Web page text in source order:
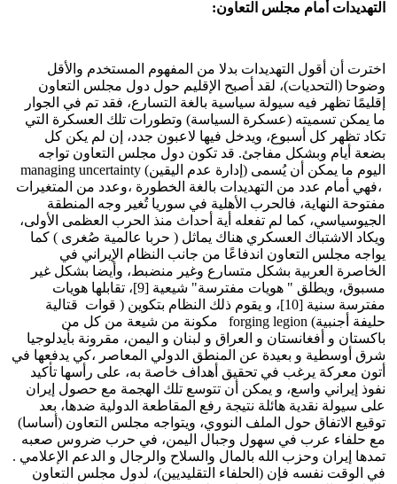
التهديدات أمام مجلس التعاون:
اخترت أن أقول التهديدات بدلا من المفهوم المستخدم والأقل
وضوحا (التحديات)، لقد أصبح الإقليم حول دول مجلس التعاون
إقليمًا تظهر فيه سيولة سياسية بالغة التسارع، فقد تم في الجوار
ما يمكن تسميته (عسكرة السياسة) وتطورات تلك العسكرة التي
تكاد تظهر كل أسبوع، ويدخل فيها لاعبون جدد، إن لم يكن كل
بضعة أيام وبشكل مفاجئ. قد تكون دول مجلس التعاون تواجه
اليوم ما يمكن أن يُسمى (إدارة عدم اليقين) managing uncertainty
،فهي أمام عدد من التهديدات بالغة الخطورة ،وعدد من المتغيرات
مفتوحة النهاية، فالحرب الأهلية في سوريا تُغير وجه المنطقة
الجيوسياسي، كما لم تفعله أية أحداث منذ الحرب العظمى الأولى،
ويكاد الاشتباك العسكري هناك يماثل ( حربا عالمية صُغرى ) كما
يواجه مجلس التعاون اندفاعًا من جانب النظام الإيراني في
الخاصرة العربية بشكل متسارع وغير منضبط، وأيضا بشكل غير
مسبوق، ويطلق " هويات مفترسة" شيعية [9]، تقابلها هويات
مفترسة سنية [10]، و يقوم ذلك النظام بتكوين ( قوات قتالية
حليفة أجنبية) forging legion مكونة من شيعة من كل من
باكستان و أفغانستان و العراق و لبنان و اليمن، مقرونة بأيدلوجيا
شرق أوسطية و بعيدة عن المنطق الدولي المعاصر ،كي يدفعها في
أتون معركة يرغب في تحقيق أهداف خاصة به، على رأسها تأكيد
نفوذ إيراني واسع، و يمكن أن تتوسع تلك الهجمة مع حصول إيران
على سيولة نقدية هائلة نتيجة رفع المقاطعة الدولية ضدها، بعد
توقيع الاتفاق حول الملف النووي، ويتواجه مجلس التعاون (أساسا)
مع حلفاء عرب في سهول وجبال اليمن، في حرب ضروس صعبه
تمدها إيران وحزب الله بالمال والسلاح والرجال و الدعم الإعلامي .
في الوقت نفسه فإن (الحلفاء التقليديين)، لدول مجلس التعاون